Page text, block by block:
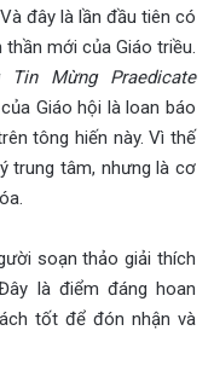
đây là lần đầu tiên có
mới của Giáo triều.
Mừng Praedicate
Giáo hội là loan báo
tông hiến này. Vì thế
trung tâm, nhưng là cơ
soạn thảo giải thích
là điểm đáng hoan
tốt để đón nhận và